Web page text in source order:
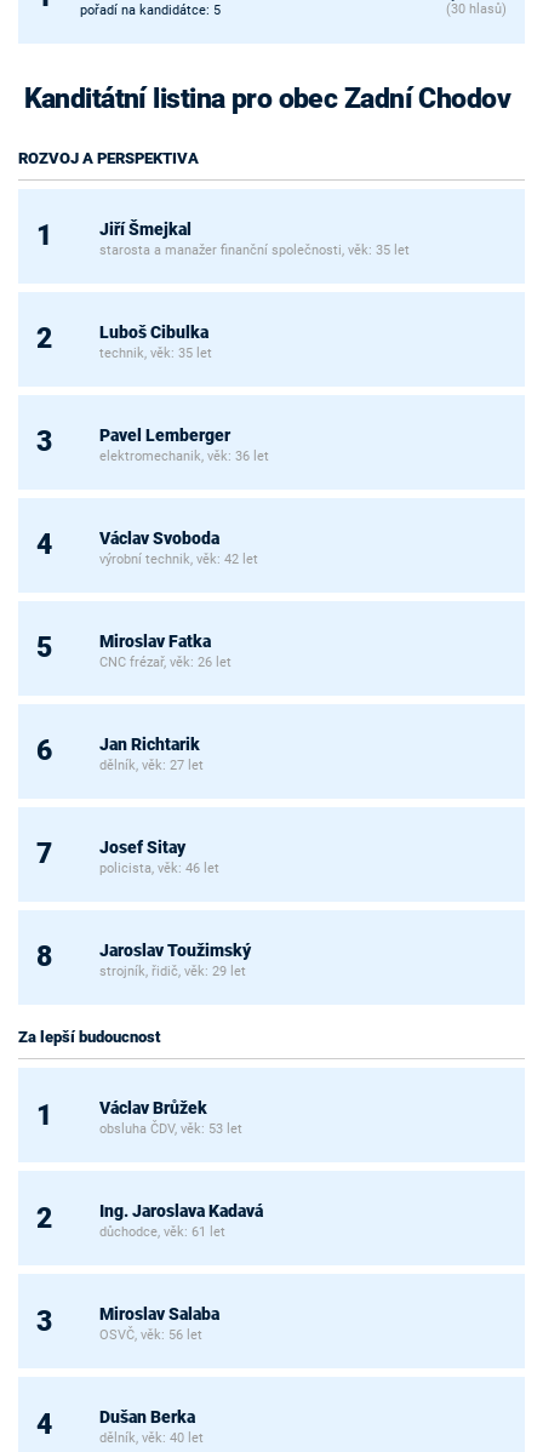
pořadí na kandidátce: 5 (30 hlasů)
Kanditátní listina pro obec Zadní Chodov
ROZVOJ A PERSPEKTIVA
1 Jiří Šmejkal
starosta a manažer finanční společnosti, věk: 35 let
2 Luboš Cibulka
technik, věk: 35 let
3 Pavel Lemberger
elektromechanik, věk: 36 let
4 Václav Svoboda
výrobní technik, věk: 42 let
5 Miroslav Fatka
CNC frézař, věk: 26 let
6 Jan Richtarik
dělník, věk: 27 let
7 Josef Sitay
policista, věk: 46 let
8 Jaroslav Toužimský
strojník, řidič, věk: 29 let
Za lepší budoucnost
1 Václav Brůžek
obsluha ČDV, věk: 53 let
2 Ing. Jaroslava Kadavá
důchodce, věk: 61 let
3 Miroslav Salaba
OSVČ, věk: 56 let
4 Dušan Berka
dělník, věk: 40 let